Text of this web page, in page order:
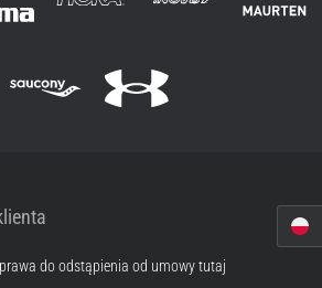
do odstąpienia od umowy tutaj